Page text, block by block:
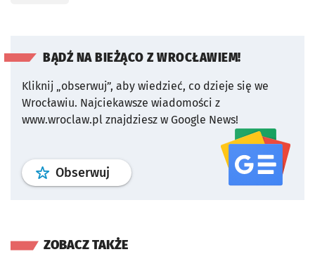
BĄDŹ NA BIEŻĄCO Z WROCŁAWIEM!
Kliknij „obserwuj”, aby wiedzieć, co dzieje się we
Wrocławiu. Najciekawsze wiadomości z
www.wroclaw.pl znajdziesz w Google News!
Obserwuj profil serwisu
ZOBACZ TAKŻE